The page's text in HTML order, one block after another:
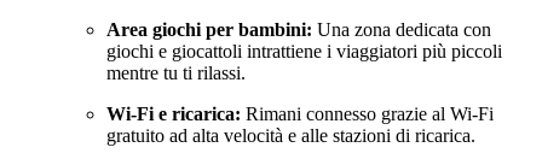
Area giochi per bambini: Una zona dedicata con
giochi e giocattoli intrattiene i viaggiatori più piccoli
mentre tu ti rilassi.
Wi-Fi e ricarica: Rimani connesso grazie al Wi-Fi
gratuito ad alta velocità e alle stazioni di ricarica.